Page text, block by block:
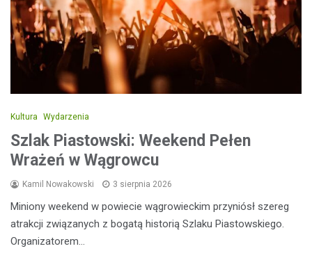
Kultura Wydarzenia
Szlak Piastowski: Weekend Pełen
Wrażeń w Wągrowcu
Kamil Nowakowski 3 sierpnia 2026
Miniony weekend w powiecie wągrowieckim przyniósł szereg
atrakcji związanych z bogatą historią Szlaku Piastowskiego.
Organizatorem…